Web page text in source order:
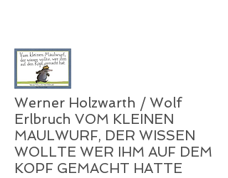
Werner Holzwarth / Wolf
Erlbruch VOM KLEINEN
MAULWURF, DER WISSEN
WOLLTE WER IHM AUF DEM
KOPF GEMACHT HATTE